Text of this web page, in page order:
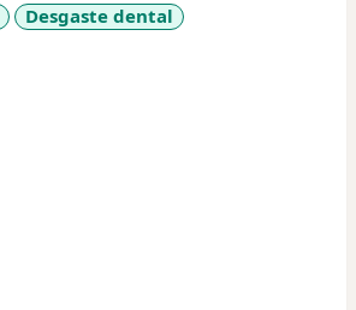
Desgaste dental